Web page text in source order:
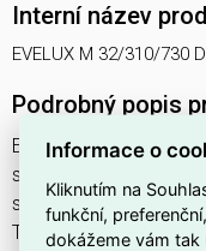
Interní název
EVELUX M 32/310/730
Podrobný popis
EVELUX M 32/310/730
svítidlo pouliční s
stmívání ovládané
TYPE II ME3A)
Informace o
Kliknutím na
funkční,
dokážeme vám